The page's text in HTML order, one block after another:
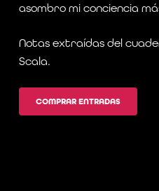
asombro mi conciencia
Notas extraídas del
Scala.
COMPRAR ENTRADAS